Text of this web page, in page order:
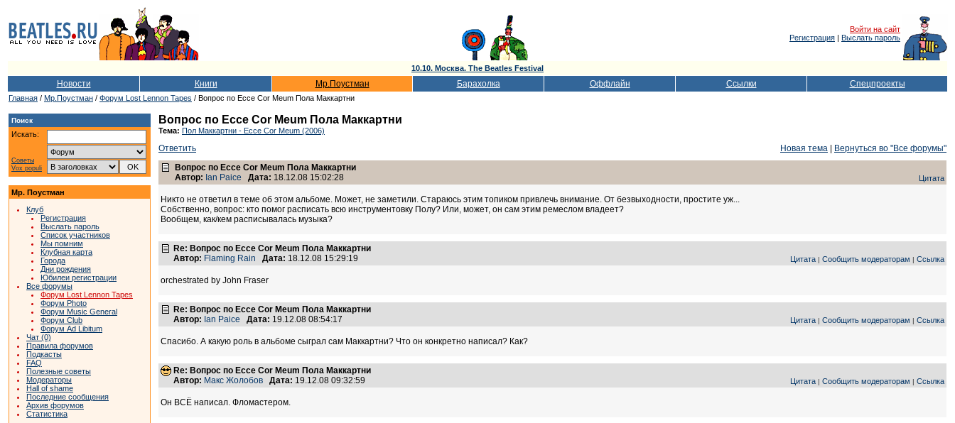
Войти на сайт
Регистрация | Выслать пароль
10.10. Москва. The Beatles Festival
Новости Книги Мр.Поустман Барахолка Оффлайн Ссылки Спецпроекты
Главная / Мр.Поустман / Форум Lost Lennon Tapes / Вопрос по Ecce Cor Meum Пола Маккартни
Поиск
Искать:
Советы
Vox populi
Мр. Поустман
Клуб
Регистрация
Выслать пароль
Список участников
Мы помним
Клубная карта
Города
Дни рождения
Юбилеи регистрации
Все форумы
Форум Lost Lennon Tapes
Форум Photo
Форум Music General
Форум Club
Форум Ad Libitum
Чат (0)
Правила форумов
Подкасты
FAQ
Полезные советы
Модераторы
Hall of shame
Последние сообщения
Архив форумов
Статистика
Вопрос по Ecce Cor Meum Пола Маккартни
Тема: Пол Маккартни - Ecce Cor Meum (2006)
Ответить Новая тема
Вернуться во "Все форумы"
Вопрос по Ecce Cor Meum Пола Маккартни
Автор: Ian Paice Дата: 18.12.08 15:02:28 Цитата
Никто не ответил в теме об этом альбоме. Может, не заметили. Стараюсь этим топиком привлечь внимание. От безвыходности, простите уж...
Собственно, вопрос: кто помог расписать всю инструментовку Полу? Или, может, он сам этим ремеслом владеет?
Вообщем, как/кем расписывалась музыка?
Re: Вопрос по Ecce Cor Meum Пола Маккартни
Автор: Flaming Rain Дата: 18.12.08 15:29:19 Цитата | Сообщить модераторам | Ссылка
orchestrated by John Fraser
Re: Вопрос по Ecce Cor Meum Пола Маккартни
Автор: Ian Paice Дата: 19.12.08 08:54:17 Цитата | Сообщить модераторам | Ссылка
Спасибо. А какую роль в альбоме сыграл сам Маккартни? Что он конкретно написал? Как?
Re: Вопрос по Ecce Cor Meum Пола Маккартни
Автор: Макс Жолобов Дата: 19.12.08 09:32:59 Цитата | Сообщить модераторам | Ссылка
Он ВСЁ написал. Фломастером.